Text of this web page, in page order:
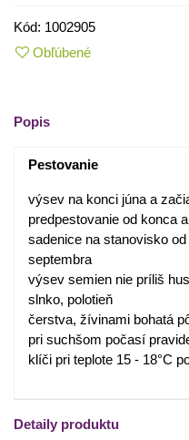
Kód: 1002905
Obľúbené
Popis
Pestovanie
výsev na konci júna a
predpestovanie od konca
sadenice na stanovisko
septembra
výsev semien nie príliš
slnko, polotieň
čerstva, žívinami bohatá
pri suchšom počasí
klíči pri teplote 15 - 18°C
Detaily produktu